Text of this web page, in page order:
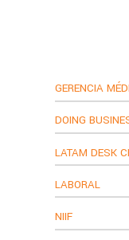
GERENCIA
DOING
LATAM DESK
LABORAL
NIIF